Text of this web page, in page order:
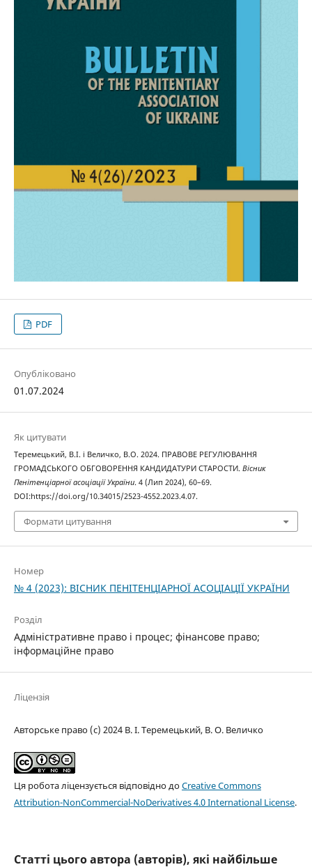
PDF
Опубліковано
01.07.2024
Як цитувати
Теремецький, В.І. і Величко, В.О. 2024. ПРАВОВЕ РЕГУЛЮВАННЯ
ГРОМАДСЬКОГО ОБГОВОРЕННЯ КАНДИДАТУРИ СТАРОСТИ. Вісник
Пенітенціарної асоціації України. 4 (Лип 2024), 60–69.
DOI:https://doi.org/10.34015/2523-4552.2023.4.07.
Формати цитування
Номер
№ 4 (2023): ВІСНИК ПЕНІТЕНЦІАРНОЇ АСОЦІАЦІЇ УКРАЇНИ
Розділ
Адміністративне право і процес; фінансове право;
інформаційне право
Ліцензія
Авторське право (c) 2024 В. І. Теремецький, В. О. Величко
Ця робота ліцензується відповідно доCreative Commons
Attribution-NonCommercial-NoDerivatives 4.0 International License.
Статті цього автора (авторів), які найбільше